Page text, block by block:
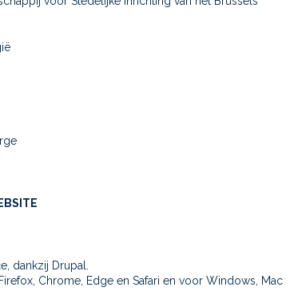
dankzij Drupal.
Chrome, Edge en Safari en voor Windows, Mac